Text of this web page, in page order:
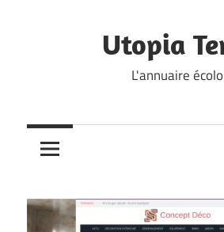
Utopia
L'annuaire écolo